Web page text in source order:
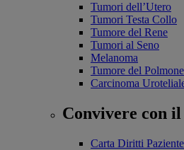
Tumori dell’Utero
Tumori Testa Collo
Tumore del Rene
Tumori al Seno
Melanoma
Tumore del Polmone
Carcinoma
Convivere con
Carta Diritti